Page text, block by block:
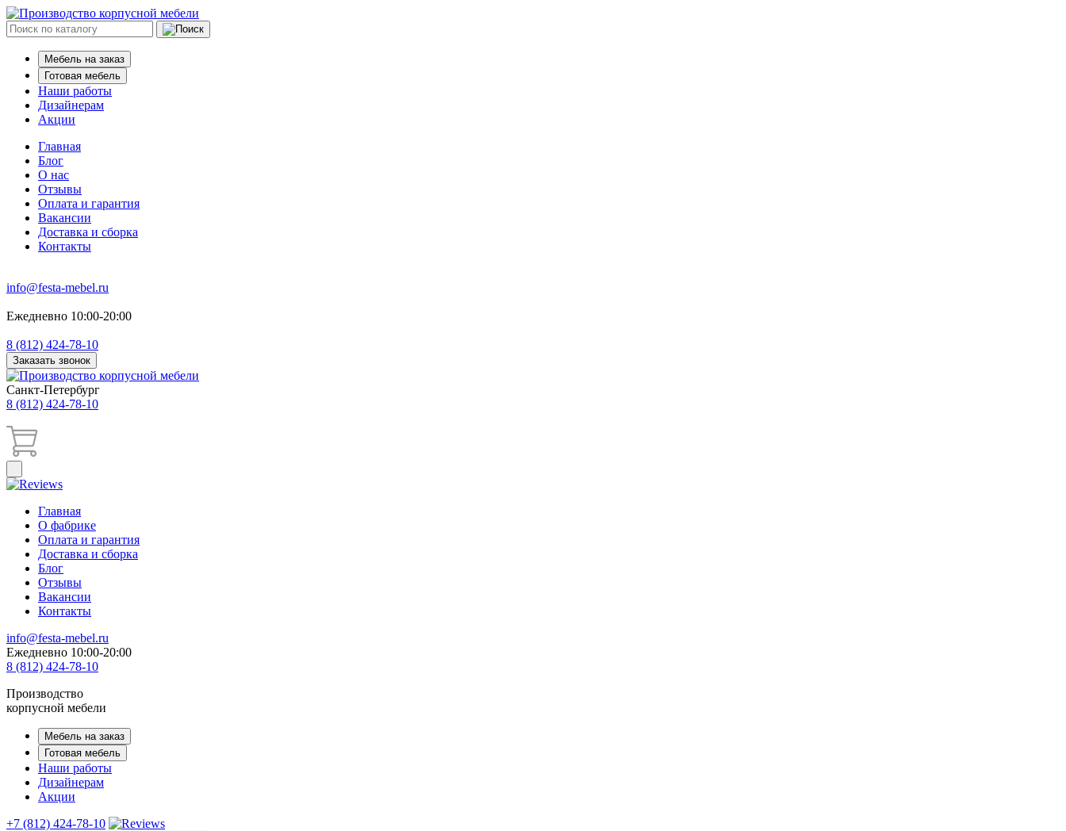
Мебель на заказ
Готовая мебель
Наши работы
Дизайнерам
Акции
Главная
Блог
О нас
Отзывы
Оплата и гарантия
Вакансии
Доставка и сборка
Контакты
info@festa-mebel.ru
Ежедневно 10:00-20:00
8 (812) 424-78-10
Заказать звонок
Санкт-Петербург
8 (812) 424-78-10
Главная
О фабрике
Оплата и гарантия
Доставка и сборка
Блог
Отзывы
Вакансии
Контакты
info@festa-mebel.ru
Ежедневно 10:00-20:00
8 (812) 424-78-10
Производство
корпусной мебели
Мебель на заказ
Готовая мебель
Наши работы
Дизайнерам
Акции
+7 (812) 424-78-10